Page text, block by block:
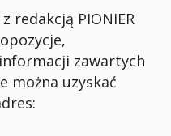
redakcją PIONIER
zawartych
można uzyskać